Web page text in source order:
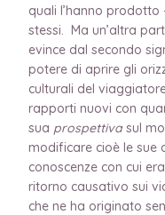
quali l’hanno
stessi. Ma un’altra
evince dal secondo
potere di aprire gli
culturali del
rapporti nuovi con
sua prospettivasul
modificare cioè le sue
conoscenze con cui
ritorno causativo sui
che ne ha originato